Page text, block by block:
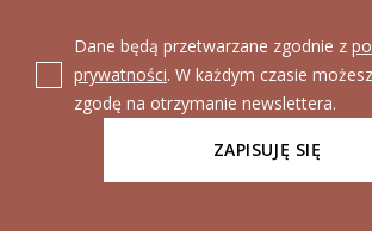
Dane będą przetwarzane zgodnie z
prywatności. W każdym czasie
zgodę na otrzymanie newslettera.
ZAPISUJĘ SIĘ